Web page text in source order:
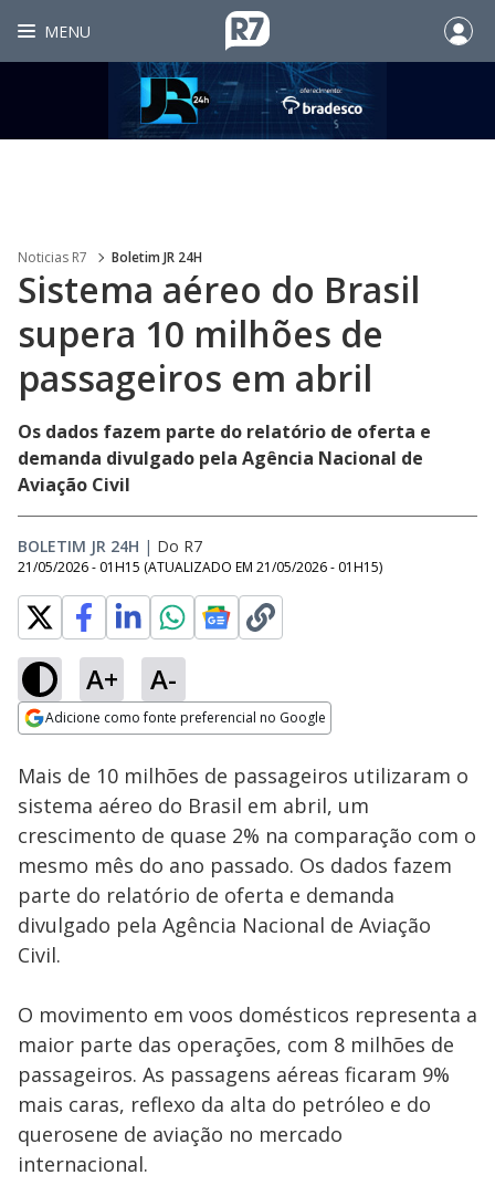
MENU
Noticias R7 Boletim JR 24H
Sistema aéreo do Brasil
supera 10 milhões de
passageiros em abril
Os dados fazem parte do relatório de oferta e
demanda divulgado pela Agência Nacional de
Aviação Civil
BOLETIM JR 24H | Do R7
21/05/2026 - 01H15 (ATUALIZADO EM 21/05/2026 - 01H15)
A+ A-
Adicione como fonte preferencial no Google
Ativar
80.24%
Mais de 10 milhões de passageiros utilizaram o
sistema aéreo do Brasil em abril, um
crescimento de quase 2% na comparação com o
mesmo mês do ano passado. Os dados fazem
parte do relatório de oferta e demanda
divulgado pela Agência Nacional de Aviação
Civil.
O movimento em voos domésticos representa a
maior parte das operações, com 8 milhões de
passageiros. As passagens aéreas ficaram 9%
mais caras, reflexo da alta do petróleo e do
querosene de aviação no mercado
internacional.